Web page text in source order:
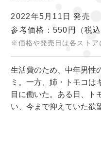
2022年5月11日 発売
参考価格：550円
（税込
※価格や発売日は各ストア
生活費のため、中年男性
ミ。一方、姉・トモコは
目に働いた。ある日、ト
い、今まで抑えていた